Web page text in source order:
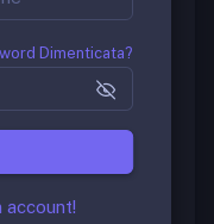
di esercitarsi al
versione
Dimenticata?
account!